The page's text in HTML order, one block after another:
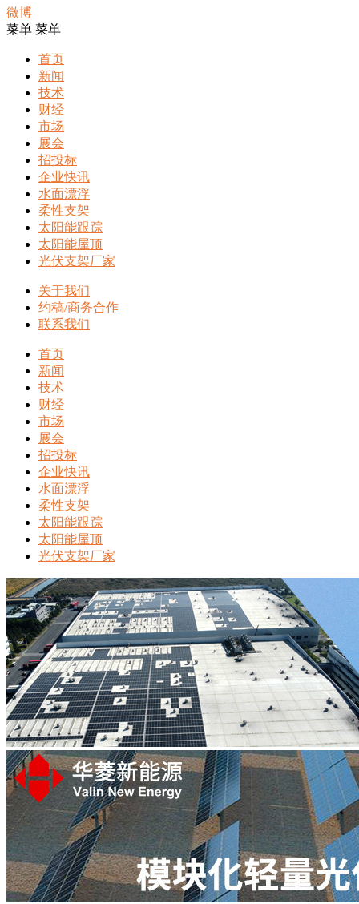
微博
菜单 菜单
首页
新闻
技术
财经
市场
展会
招投标
企业快讯
水面漂浮
柔性支架
太阳能跟踪
太阳能屋顶
光伏支架厂家
关于我们
约稿/商务合作
联系我们
首页
新闻
技术
财经
市场
展会
招投标
企业快讯
水面漂浮
柔性支架
太阳能跟踪
太阳能屋顶
光伏支架厂家